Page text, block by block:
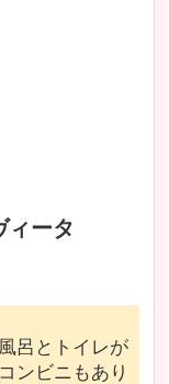
ィータ
呂とトイレが
ンビニもあり